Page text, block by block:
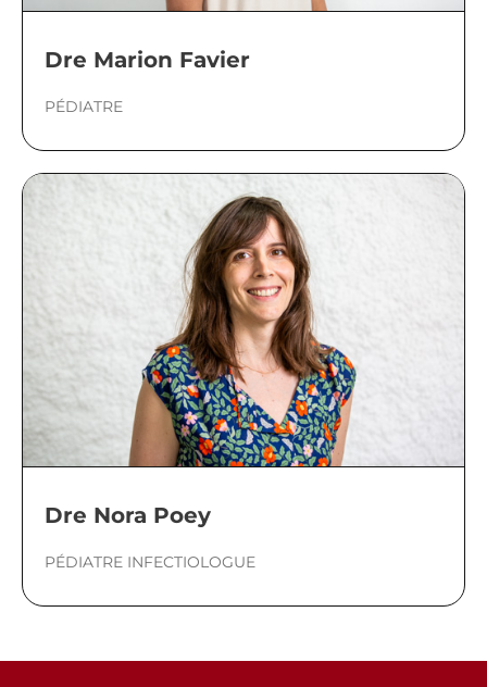
Dre Marion Favier
PÉDIATRE
Dre Nora Poey
PÉDIATRE INFECTIOLOGUE